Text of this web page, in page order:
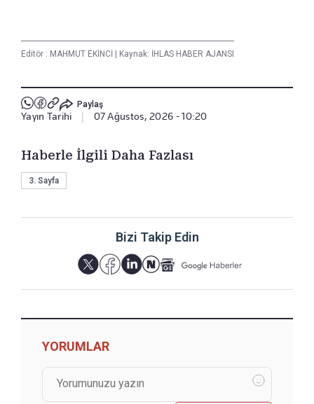
Editör : MAHMUT EKİNCİ Kaynak: İHLAS HABER AJANSI
Paylaş
Yayın Tarihi 07 Ağustos, 2026 - 10:20
Haberle İlgili Daha Fazlası
3. Sayfa
Bizi Takip Edin
YORUMLAR